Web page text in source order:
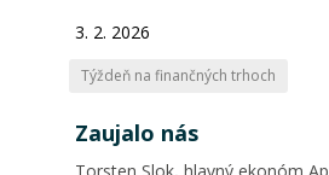
3. 2. 2026
Týždeň na finančných trhoch
Zaujalo nás